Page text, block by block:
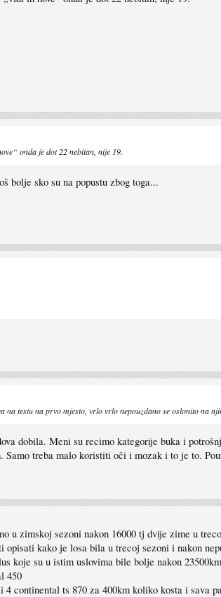
onda je dot 22 nebitan, nije 19.
bolje sko su na popustu zbog toga...
testu na prvo mjesto, vrlo vrlo nepouzdano se oslonito na
dobila. Meni su recimo kategorije buka i
Samo treba malo koristiti oči i mozak i to je to.
u zimskoj sezoni nakon 16000 tj dvije zime u
kako je losa bila u trecoj sezoni i nakon
koje su u istim uslovima bile bolje nakon
450
continental ts 870 za 400km koliko kosta i sava